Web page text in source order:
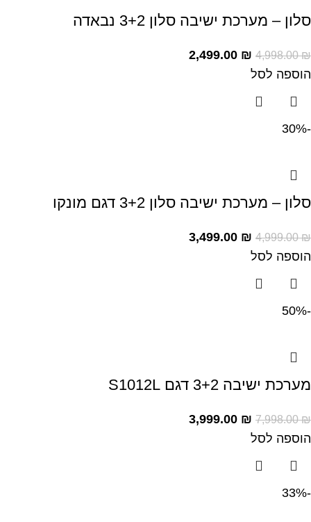
סלון – מערכת ישיבה סלון 3+2 נבאדה
4,998.00₪
2,499.00 ₪
הוספה לסל
-30%
סלון – מערכת ישיבה סלון 3+2 דגם מונקו
4,999.00₪
3,499.00 ₪
הוספה לסל
-50%
מערכת ישיבה 3+2 דגם S1012L
7,998.00₪
3,999.00 ₪
הוספה לסל
-33%